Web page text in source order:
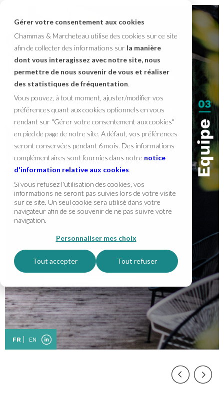
Gérer votre consentement aux cookies
Chammas & Marcheteau utilise des cookies sur ce site
afin de collecter des informations sur la manière
dont vous interagissez avec notre site, nous
permettre de nous souvenir de vous et réaliser
des statistiques de fréquentation.
Vous pouvez, à tout moment, ajuster/modifier vos
préférences quant aux cookies optionnels en vous
rendant sur "Gérer votre consentement aux cookies"
en pied de page de notre site. A défaut, vos préférences
seront conservées pendant 6 mois. Des informations
complémentaires sont fournies dans notre notice
d'information relative aux cookies.
Si vous refusez l'utilisation des cookies, vos
informations ne seront pas suivies lors de votre visite
sur ce site. Un seul cookie sera utilisé dans votre
navigateur afin de se souvenir de ne pas suivre votre
navigation.
Personnaliser mes choix
Tout accepter Tout refuser
FR EN